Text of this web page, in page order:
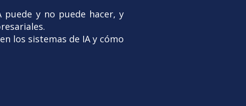
y no puede hacer, y
los sistemas de IA y cómo